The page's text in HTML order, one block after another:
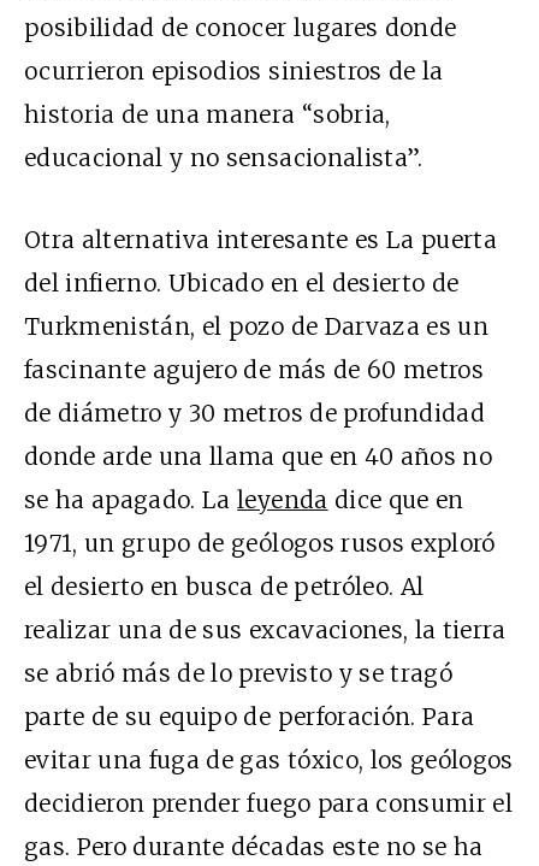
posibilidad de conocer lugares donde
ocurrieron episodios siniestros de la
historia de una manera “sobria,
educacional y no sensacionalista”.
Otra alternativa interesante es La puerta
del infierno. Ubicado en el desierto de
Turkmenistán, el pozo de Darvaza es un
fascinante agujero de más de 60 metros
de diámetro y 30 metros de profundidad
donde arde una llama que en 40 años no
se ha apagado. Laleyenda dice que en
1971, un grupo de geólogos rusos exploró
el desierto en busca de petróleo. Al
realizar una de sus excavaciones, la tierra
se abrió más de lo previsto y se tragó
parte de su equipo de perforación. Para
evitar una fuga de gas tóxico, los geólogos
decidieron prender fuego para consumir el
gas. Pero durante décadas este no se ha